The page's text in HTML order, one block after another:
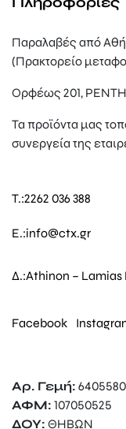
Παραλαβές από
(Πρακτορείο
Ορφέως 201,
Τα προϊόντα μας
συνεργεία της
T.:2262 036 388
E.:info@ctx.gr
Δ.:Athinon – Lamias
Facebook
Αρ. Γεμή:
ΑΦΜ: 107050525
ΔΟΥ: ΘΗΒΩΝ